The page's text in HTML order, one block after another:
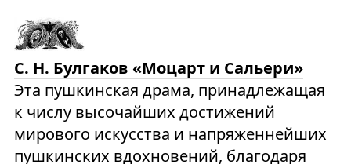
С. Н. Булгаков «Моцарт и Сальери»
Эта пушкинская драма, принадлежащая
к числу высочайших достижений
мирового искусства и напряженнейших
пушкинских вдохновений, благодаря